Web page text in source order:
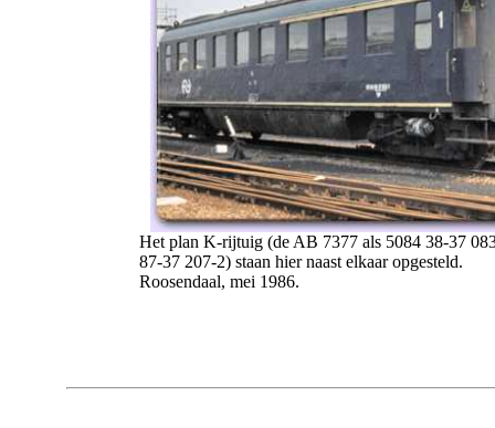
Het plan K-rijtuig (de AB 7377 als 5084 38-37
87-37 207-2) staan hier naast elkaar opgesteld.
Roosendaal, mei 1986.